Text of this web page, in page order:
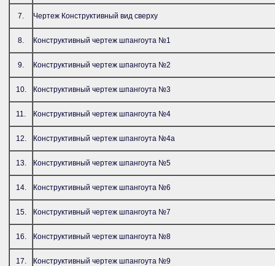
7. Чертеж Конструктивный вид сверху
8. Конструктивный чертеж шпангоута №1
9. Конструктивный чертеж шпангоута №2
10. Конструктивный чертеж шпангоута №3
11. Конструктивный чертеж шпангоута №4
12. Конструктивный чертеж шпангоута №4а
13. Конструктивный чертеж шпангоута №5
14. Конструктивный чертеж шпангоута №6
15. Конструктивный чертеж шпангоута №7
16. Конструктивный чертеж шпангоута №8
17. Конструктивный чертеж шпангоута №9